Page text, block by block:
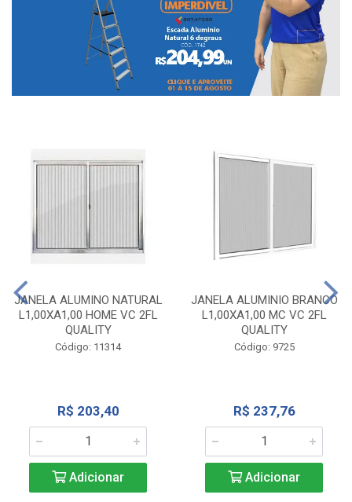
JANELA ALUMINO NATURAL
L1,00XA1,00 HOME VC 2FL
QUALITY
Código: 11314
R$ 203,40
Adicionar
JANELA ALUMINIO BRANCO
L1,00XA1,00 MC VC 2FL
QUALITY
Código: 9725
R$ 237,76
Adicionar